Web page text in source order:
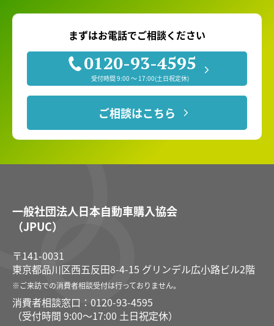
まずはお電話でご相談ください
0120-93-4595
受付時間 9:00 〜 17:00(土日祝定休)
ご相談はこちら
一般社団法人日本自動車購入協会
（JPUC）
〒141-0031
東京都品川区西五反田8-4-15 グリンデル広小路ビル2階
※ご来訪での消費者相談受付は⾏っておりません。
消費者相談窓口：0120-93-4595
（受付時間 9:00〜17:00 土日祝定休）